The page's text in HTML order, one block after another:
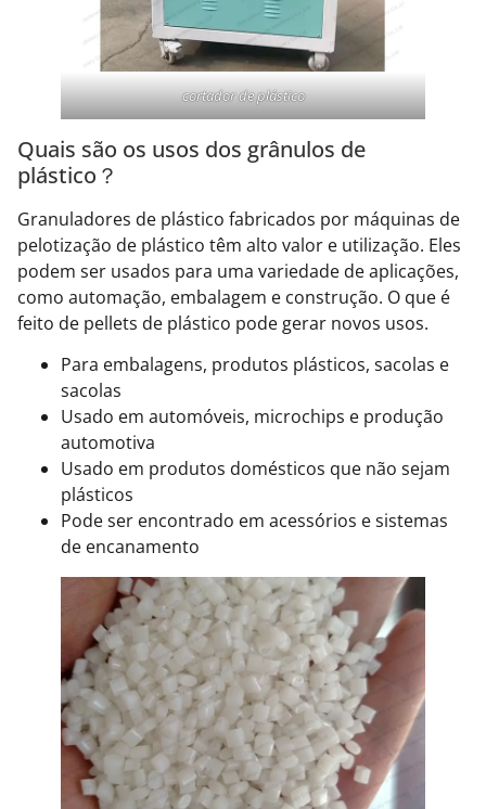
cortador de plástico
Quais são os usos dos grânulos de
plástico？
Granuladores de plástico fabricados por máquinas de
pelotização de plástico têm alto valor e utilização. Eles
podem ser usados ​​para uma variedade de aplicações,
como automação, embalagem e construção. O que é
feito de pellets de plástico pode gerar novos usos.
Para embalagens, produtos plásticos, sacolas e
sacolas
Usado em automóveis, microchips e produção
automotiva
Usado em produtos domésticos que não sejam
plásticos
Pode ser encontrado em acessórios e sistemas
de encanamento